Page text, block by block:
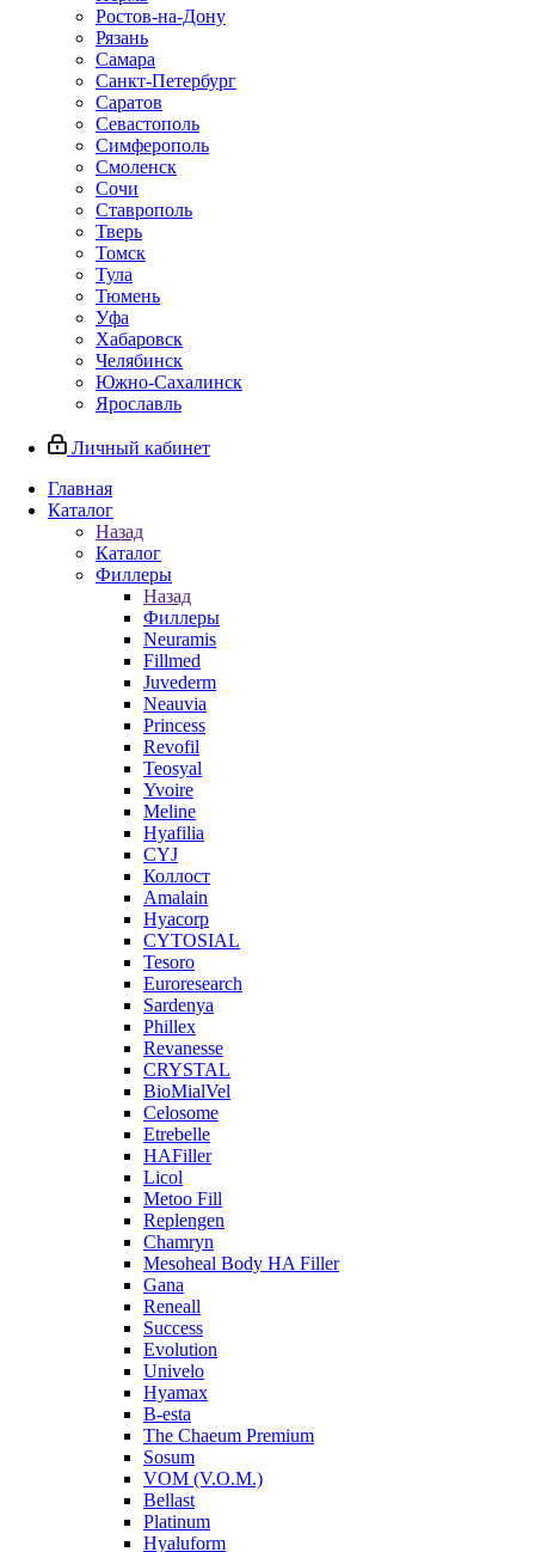
Ростов-на-Дону
Рязань
Самара
Санкт-Петербург
Саратов
Севастополь
Симферополь
Смоленск
Сочи
Ставрополь
Тверь
Томск
Тула
Тюмень
Уфа
Хабаровск
Челябинск
Южно-Сахалинск
Ярославль
Личный кабинет
Главная
Каталог
Назад
Каталог
Филлеры
Назад
Филлеры
Neuramis
Fillmed
Juvederm
Neauvia
Princess
Revofil
Teosyal
Yvoire
Meline
Hyafilia
CYJ
Коллост
Amalain
Hyacorp
CYTOSIAL
Tesoro
Euroresearch
Sardenya
Phillex
Revanesse
CRYSTAL
BioMialVel
Celosome
Etrebelle
HAFiller
Licol
Metoo Fill
Replengen
Chamryn
Mesoheal Body HA Filler
Gana
Reneall
Success
Evolution
Univelo
Hyamax
B-esta
The Chaeum Premium
Sosum
VOM (V.O.M.)
Bellast
Platinum
Hyaluform